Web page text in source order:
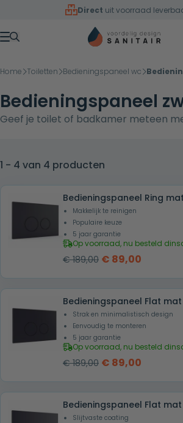
Overslaan naar inhoud
Direct uit voorraad
Menu
Home Toiletten Bedieningspaneel wc
Bedieningspaneel
Geef je toilet of badkamer meteen
onze Flat en Ring series in ABS of RVS
coating voor een luxe, duurzame look.
Dankzij de waterbesparende
tweeknopsbediening combineer je
met comfort én een lagere
waterrekening. Geschikt voor
en renovatie, scherp geprijsd en snel
geleverd in Nederland en België. Wil je
stijl doorvoeren? Combineer met een
hangend toilet voor een uniforme look.
1 - 4 van 4 producten
Bedieningspaneel Ring
Makkelijk te reinigen
Populaire keuze
5 jaar garantie
Op voorraad, nu besteld
€189,00 Oorspronkelijke
was:
€ 189,00.
€ 89,00
is:
€ 89,00.
Bedieningspaneel Flat
Strak en minimalistisch design
Eenvoudig te monteren
5 jaar garantie
Op voorraad, nu besteld
€189,00 Oorspronkelijke
was:
€ 189,00.
€ 89,00
is:
€ 89,00.
Bedieningspaneel Flat
Slijtvaste coating